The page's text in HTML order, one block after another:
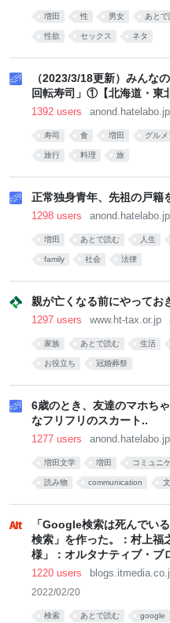
増田 性 男女 あと
性欲 セックス ネタ
（2023/3/18更新）みんな
回転寿司」①【北海道・東
1392 users anond.hatelabo.jp
寿司 食 増田 グルメ
旅行 料理 旅
正常独身青年、先祖の戸籍
1298 users anond.hatelabo.jp
増田 あとで読む 人生
family 社会 法律
親が亡くなる前にやってお
1297 users www.ht-tax.or.jp
家族 あとで読む 生活
お役立ち 冠婚葬祭
6歳のとき、友達のマホち
なフリフリのスカート..
1277 users anond.hatelabo.jp
増田文学 増田 コミュニ
読み物 communication
「Google検索は死んでい
検索」を作った。：村上福
様」：オルタナティブ・ブ
1220 users
2022/02/20
検索 あとで読む google